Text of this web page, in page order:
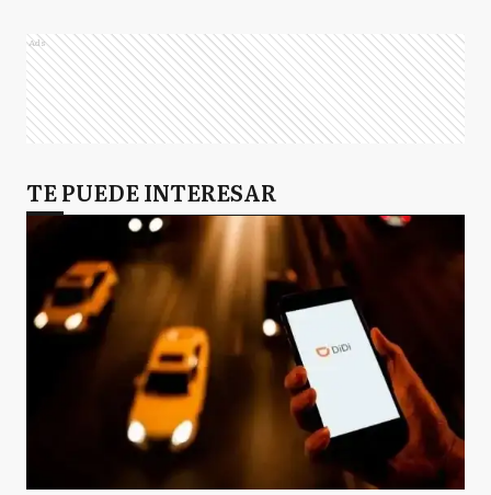
Ads
TE PUEDE INTERESAR